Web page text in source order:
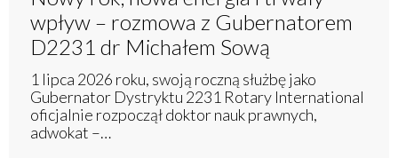
wpływ – rozmowa z Gubernatorem
D2231 dr Michałem Sową
1 lipca 2026 roku, swoją roczną służbę jako
Gubernator Dystryktu 2231 Rotary International
oficjalnie rozpoczął doktor nauk prawnych,
adwokat –…